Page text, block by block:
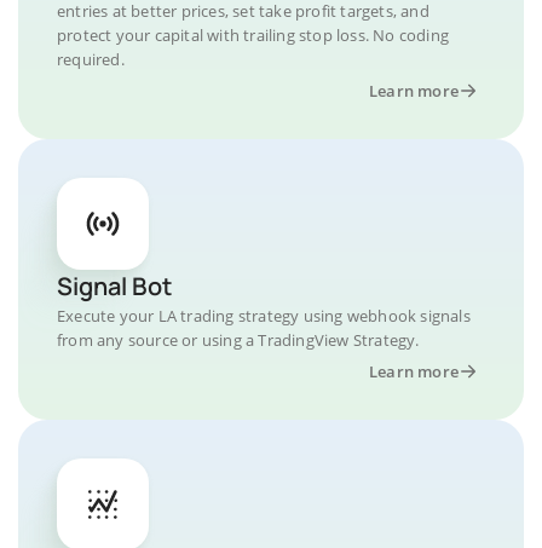
entries at better prices, set take profit targets, and
protect your capital with trailing stop loss. No coding
required.
Learn more
Signal Bot
Execute your LA trading strategy using webhook signals
from any source or using a TradingView Strategy.
Learn more